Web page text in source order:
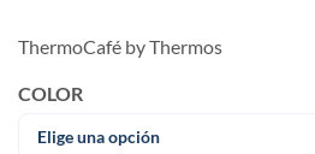
ThermoCafé by Thermos
COLOR